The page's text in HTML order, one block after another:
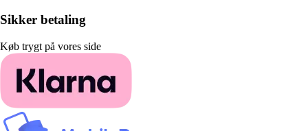
Sikker betaling
Køb trygt på vores side